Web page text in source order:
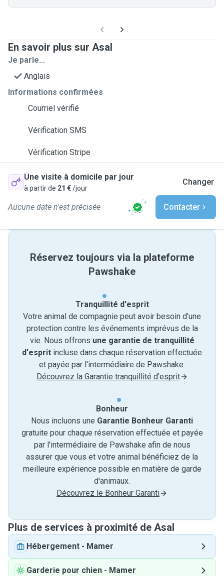
En savoir plus sur Asal
Je parle...
Anglais
Informations confirmées
Courriel vérifié
Vérification SMS
Vérification Stripe
Une visite à domicile par jour
à partir de 21 €/jour
Changer
Aucune date n'est précisée Contacter
Réservez toujours via la plateforme
Pawshake
Tranquillité d'esprit
Votre animal de compagnie peut avoir besoin d'une
protection contre les événements imprévus de la
vie. Nous offrons une garantie de tranquillité
d'esprit incluse dans chaque réservation effectuée
et payée par l'intermédiaire de Pawshake.
Découvrez la Garantie tranquillité d'esprit
Bonheur
Nous incluons une Garantie Bonheur Garanti
gratuite pour chaque réservation effectuée et payée
par l'intermédiaire de Pawshake afin de nous
assurer que vous et votre animal bénéficiez de la
meilleure expérience possible en matière de garde
d'animaux.
Découvrez le Bonheur Garanti
Plus de services à proximité de Asal
Hébergement - Mamer
Garderie pour chien - Mamer